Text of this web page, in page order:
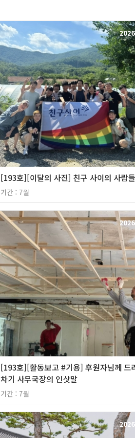
[193호][이달의 사진] 친구 사이의 사람들
기간 : 7월
[193호][활동보고 #기용] 후원자님께 드
차기 사무국장의 인삿말
기간 : 7월